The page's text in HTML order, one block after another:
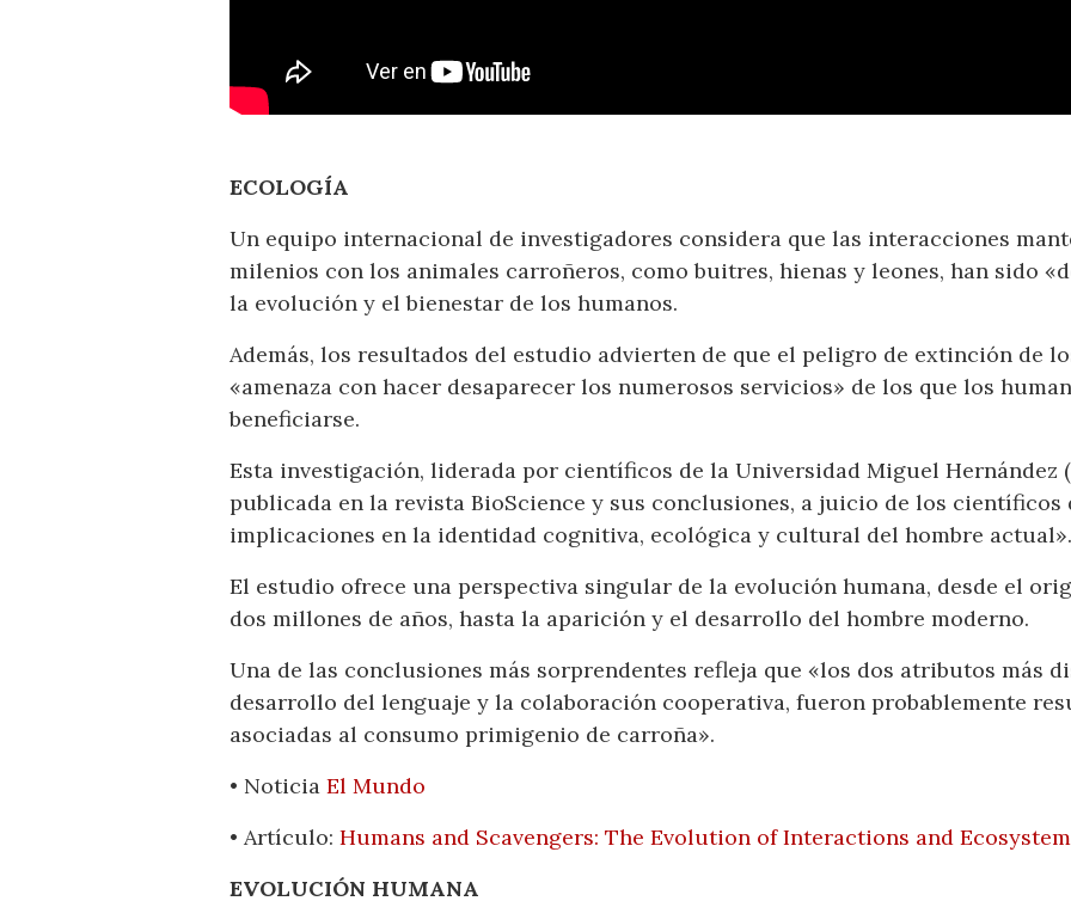
ECOLOGÍA
Un equipo internacional de investigadores considera que las interacciones
milenios con los animales carroñeros, como buitres, hienas y leones, han sido
la evolución y el bienestar de los humanos.
Además, los resultados del estudio advierten de que el peligro de extinción de
«amenaza con hacer desaparecer los numerosos servicios» de los que los
beneficiarse.
Esta investigación, liderada por científicos de la Universidad Miguel Hernández
publicada en la revista BioScience y sus conclusiones, a juicio de los
implicaciones en la identidad cognitiva, ecológica y cultural del hombre actual».
El estudio ofrece una perspectiva singular de la evolución humana, desde el
dos millones de años, hasta la aparición y el desarrollo del hombre moderno.
Una de las conclusiones más sorprendentes refleja que «los dos atributos más
desarrollo del lenguaje y la colaboración cooperativa, fueron probablemente
asociadas al consumo primigenio de carroña».
• Noticia El Mundo
• Artículo: Humans and Scavengers: The Evolution of Interactions and
EVOLUCIÓN HUMANA